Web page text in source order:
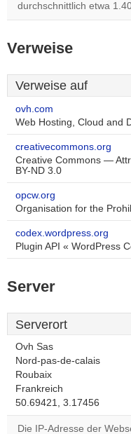
durchschnittlich etwa
Verweise
Verweise auf
ovh.com
Web Hosting, Cloud and
creativecommons.org
Creative Commons —
BY-ND 3.0
opcw.org
Organisation for the
codex.wordpress.org
Plugin API « WordPress
Server
Serverort
Ovh Sas
Nord-pas-de-calais
Roubaix
Frankreich
50.69421, 3.17456
Die IP-Adresse der